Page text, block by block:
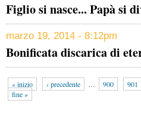
Figlio si nasce... Papà si
marzo 19, 2014 - 8:12pm
Bonificata discarica di
« inizio ‹ precedente … 900 901
fine »